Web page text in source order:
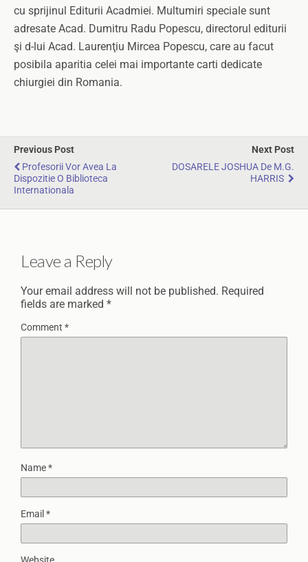
cu sprijinul Editurii Acadmiei. Multumiri speciale sunt
adresate Acad. Dumitru Radu Popescu, directorul editurii
şi d-lui Acad. Laurenţiu Mircea Popescu, care au facut
posibila aparitia celei mai importante carti dedicate
chiurgiei din Romania.
Previous Post
Profesorii Vor Avea La
Dispozitie O Biblioteca
Internationala
Next Post
DOSARELE JOSHUA De M.G.
HARRIS
Leave a Reply
Your email address will not be published. Required
fields are marked *
Comment *
Name*
Email *